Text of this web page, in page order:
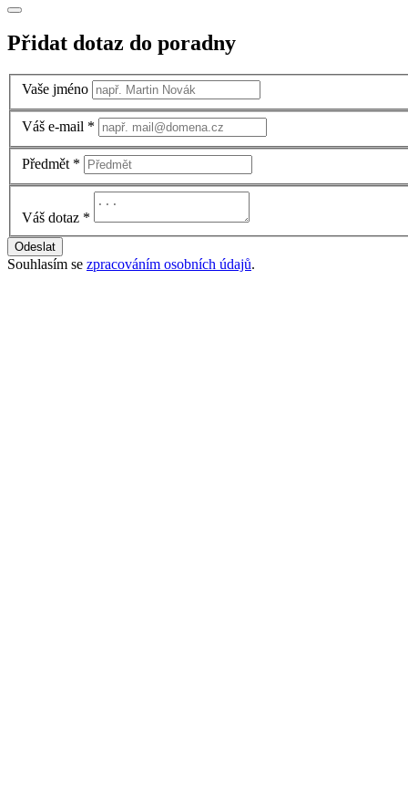
Přidat dotaz do poradny
Vaše jméno
Váš e-mail *
Předmět *
Váš dotaz *
Odeslat
Souhlasím se zpracováním osobních údajů.